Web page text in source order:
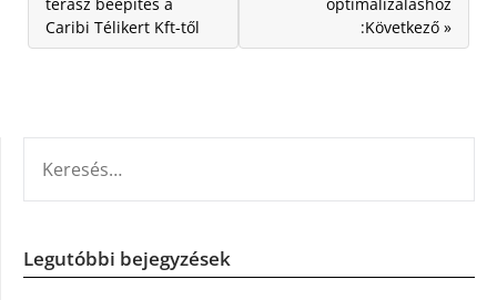
Caribi Télikert Kft-től
:Következő »
Legutóbbi bejegyzések